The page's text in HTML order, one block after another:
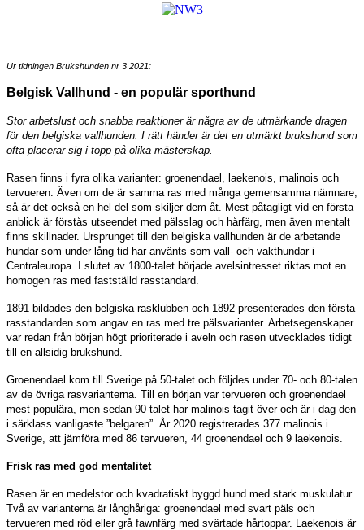
Ur tidningen Brukshunden nr 3 2021:
Belgisk Vallhund - en populär sporthund
Stor arbetslust och snabba reaktioner är några av de utmärkande dragen
för den belgiska vallhunden. I rätt händer är det en utmärkt brukshund som
ofta placerar sig i topp på olika mästerskap.
Rasen finns i fyra olika varianter: groenendael, laekenois, malinois och
tervueren. Även om de är samma ras med många gemensamma nämnare,
så är det också en hel del som skiljer dem åt. Mest påtagligt vid en första
anblick är förstås utseendet med pälsslag och hårfärg, men även mentalt
finns skillnader. Ursprunget till den belgiska vallhunden är de arbetande
hundar som under lång tid har använts som vall- och vakthundar i
Centraleuropa. I slutet av 1800-talet började avelsintresset riktas mot en
homogen ras med fastställd rasstandard.
1891 bildades den belgiska rasklubben och 1892 presenterades den första
rasstandarden som angav en ras med tre pälsvarianter. Arbetsegenskaper
var redan från början högt prioriterade i aveln och rasen utvecklades tidigt
till en allsidig brukshund.
Groenendael kom till Sverige på 50-talet och följdes under 70- och 80-talen
av de övriga rasvarianterna. Till en början var tervueren och groenendael
mest populära, men sedan 90-talet har malinois tagit över och är i dag den
i särklass vanligaste ”belgaren”. År 2020 registrerades 377 malinois i
Sverige, att jämföra med 86 tervueren, 44 groenendael och 9 laekenois.
Frisk ras med god mentalitet
Rasen är en medelstor och kvadratiskt byggd hund med stark muskulatur.
Två av varianterna är långhåriga: groenendael med svart päls och
tervueren med röd eller grå fawnfärg med svärtade hårtoppar. Laekenois är